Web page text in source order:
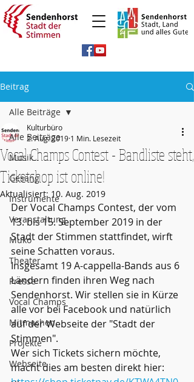
Beitrag
Alle Beiträge
Musik
Gesang
Instrumente
Veranstaltung
Muko
Theater
Presse
Vocal Champs
Mitmachen
Projekte
Webseite
Alle Beiträge
Vocal Champs Contest - Bandliste steht,
Ticketshop ist online!
Kulturbüro
2. Aug. 2019 1 Min. Lesezeit
Aktualisiert: 10. Aug. 2019
Der Vocal Champs Contest, der vom
13. bis 15. September 2019 in der
Stadt der Stimmen stattfindet, wirft
seine Schatten voraus.
Insgesamt 19 A-cappella-Bands aus 6
Ländern finden ihren Weg nach
Sendenhorst. Wir stellen sie in Kürze
alle vor bei Facebook und natürlich
auf der Webseite der "Stadt der
Stimmen".
Wer sich Tickets sichern möchte,
macht dies am besten direkt hier: